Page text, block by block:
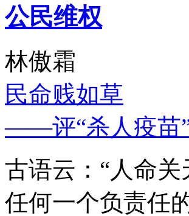
公民维权
林傲霜
民命贱如草
——评“杀人疫苗
古语云：“人命
任何一个负责任